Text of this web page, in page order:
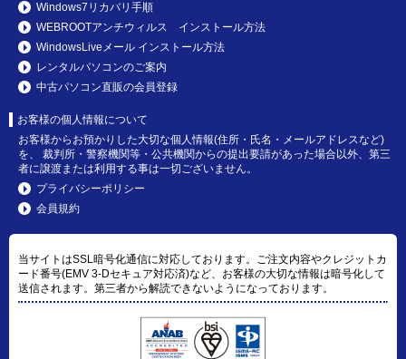
Windows7リカバリ手順
WEBROOTアンチウィルス インストール方法
WindowsLiveメール インストール方法
レンタルパソコンのご案内
中古パソコン直販の会員登録
お客様の個人情報について
お客様からお預かりした大切な個人情報(住所・氏名・メールアドレスなど)
を、 裁判所・警察機関等・公共機関からの提出要請があった場合以外、第三
者に譲渡または利用する事は一切ございません。
プライバシーポリシー
会員規約
当サイトはSSL暗号化通信に対応しております。ご注文内容やクレジットカ
ード番号(EMV 3-Dセキュア対応済)など、お客様の大切な情報は暗号化して
送信されます。第三者から解読できないようになっております。